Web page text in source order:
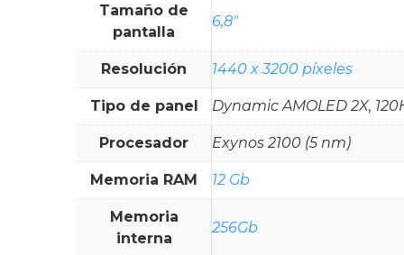
Tamaño de
pantalla
6,8"
Resolución 1440 x 3200 píxeles
Tipo de panel Dynamic AMOLED 2X,
Procesador Exynos 2100 (5 nm)
Memoria RAM 12 Gb
Memoria
interna
256Gb